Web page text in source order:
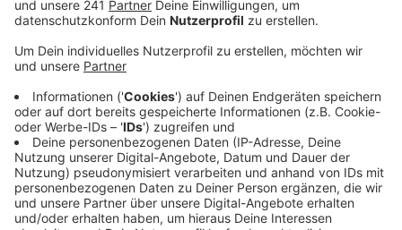
Veröffentlicht:Freitag, 16.08.2019 05:58
Anzeige
Der Europaring im Bereich Wiesdorf/Küppersteg und
die Europa-Allee in Opladen – hier komme es immer
wieder zu Verwechslungen, so Opladen Plus. Selbst
innerhalb der Stadtverwaltung.
Außerdem habe der Straßenname Europa-Allee